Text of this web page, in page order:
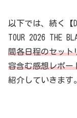
以下では、続く【
TOUR 2026 THE
間各日程のセット
容含む感想レポー
紹介していきます。